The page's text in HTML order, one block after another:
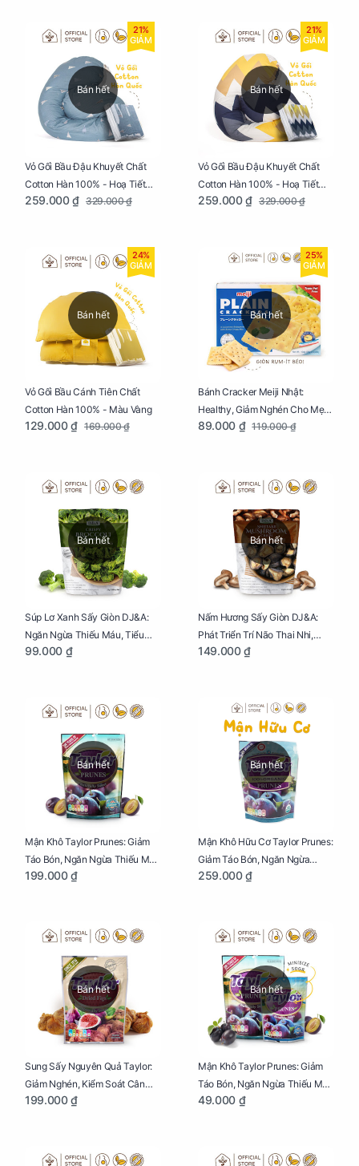
Bán hết
21%
GIẢM
Vỏ Gối Bầu Đậu Khuyết Chất
Cotton Hàn 100% - Hoạ Tiết
Thông Lạnh
259.000 ₫ 329.000 ₫
Bán hết
21%
GIẢM
Vỏ Gối Bầu Đậu Khuyết Chất
Cotton Hàn 100% - Hoạ Tiết
Ziczac
259.000 ₫ 329.000 ₫
Bán hết
24%
GIẢM
Vỏ Gối Bầu Cánh Tiên Chất
Cotton Hàn 100% - Màu Vàng
129.000 ₫ 169.000 ₫
Bán hết
25%
GIẢM
Bánh Cracker Meiji Nhật:
Healthy, Giảm Nghén Cho Mẹ
Bầu Hộp 104g
89.000 ₫ 119.000 ₫
Bán hết
Súp Lơ Xanh Sấy Giòn DJ&A:
Ngăn Ngừa Thiếu Máu, Tiểu
Đường, Dị Tật Thai Nhi Túi 25g
99.000 ₫
Bán hết
Nấm Hương Sấy Giòn DJ&A:
Phát Triển Trí Não Thai Nhi,
Giảm Mệt Mỏi Cho Mẹ Bầu Túi
149.000 ₫
Bán hết
Mận Khô Taylor Prunes: Giảm
Táo Bón, Ngăn Ngừa Thiếu Máu
Cho Mẹ Bầu Túi 250g
199.000 ₫
Bán hết
Mận Khô Hữu Cơ Taylor Prunes:
Giảm Táo Bón, Ngăn Ngừa
Thiếu Máu Cho Mẹ Bầu Túi
259.000 ₫
Bán hết
Sung Sấy Nguyên Quả Taylor:
Giảm Nghén, Kiểm Soát Cân
Nặng Cho Mẹ Bầu Túi 190g
199.000 ₫
Bán hết
Mận Khô Taylor Prunes: Giảm
Táo Bón, Ngăn Ngừa Thiếu Máu
Cho Mẹ Bầu Túi 50g
49.000 ₫